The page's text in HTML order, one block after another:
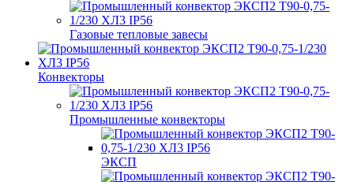
Газовые тепловые завесы
Конвекторы
Промышленные конвекторы
ЭКСП